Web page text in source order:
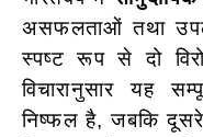
असफलताओं तथा
स्पष्ट रूप से दो
विचारानुसार यह
निष्फल है, जबकि